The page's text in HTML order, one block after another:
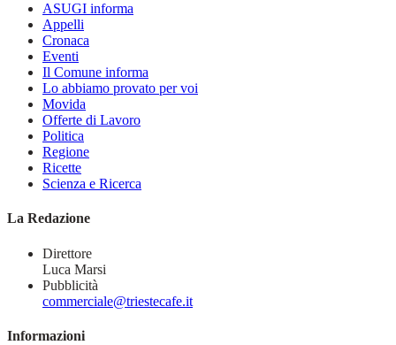
ASUGI informa
Appelli
Cronaca
Eventi
Il Comune informa
Lo abbiamo provato per voi
Movida
Offerte di Lavoro
Politica
Regione
Ricette
Scienza e Ricerca
La Redazione
Direttore
Luca Marsi
Pubblicità
commerciale@triestecafe.it
Informazioni